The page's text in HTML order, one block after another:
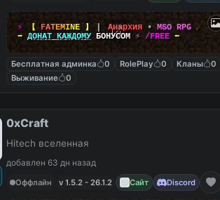
⚡ 【 FATEMINE 】 Анархия • MSO RPG ☄
➡ ДОНАТ КАЖДОМУ БОНУСОМ ⚡ /FREE ⬅
Бесплатная админка 0 RolePlay 0 Кланы
0
Выживание
0
0xCraft
Hitech вселенная
добавлен 63 дн назад
Оффлайн
v 1.5.2 - 26.1.2 Сайт Discord